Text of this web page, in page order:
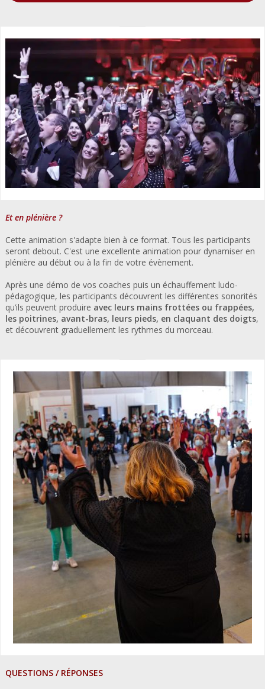
Et en plénière ?
Cette animation s'adapte bien à ce format. Tous les participants
seront debout. C'est une excellente animation pour dynamiser en
plénière au début ou à la fin de votre évènement.
Après une démo de vos coaches puis un échauffement ludo-
pédagogique, les participants découvrent les différentes sonorités
qu’ils peuvent produire avec leurs mains frottées ou frappées,
les poitrines, avant-bras, leurs pieds, en claquant des doigts,
et découvrent graduellement les rythmes du morceau.
QUESTIONS / RÉPONSES